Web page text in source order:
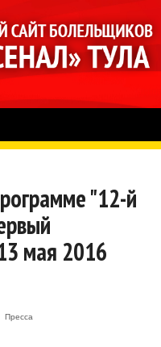
"12-й
мая 2016
Пресса